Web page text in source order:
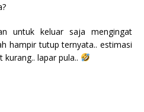
untuk keluar saja mengingat
hampir tutup ternyata.. estimasi
lapar pula..